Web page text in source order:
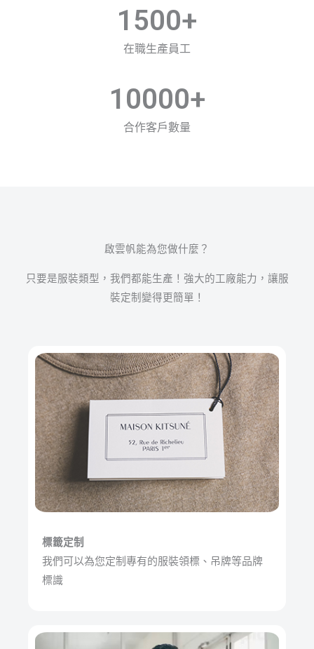
在職生產員工
1500+
合作客戶數量
10000+
啟雲帆能為您做什麼？
只要是服裝類型，我們都能生產！強大的工廠能力，讓服
裝定制變得更簡單！
標籤定制
我們可以為您定制專有的服裝領標、吊牌等品牌
標識